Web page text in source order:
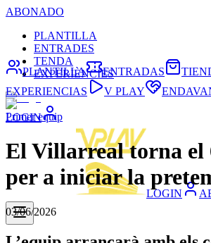
ABONADO
PLANTILLA
ENTRADES
TENDA
EXPERIÈNCIES
LOGIN
LOGIN
PLANTILLA ENTRADAS
EXPERIENCIAS
V PLAY
Primer equip
El Villarreal torna el
per a iniciar la
03/06/2026